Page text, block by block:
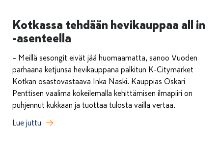
Kotkassa tehdään hevikauppaa all in
-asenteella
– Meillä sesongit eivät jää huomaamatta, sanoo Vuoden
parhaana ketjunsa hevikauppana palkitun K-Citymarket
Kotkan osastovastaava Inka Naski. Kauppias Oskari
Penttisen vaalima kokeilemalla kehittämisen ilmapiiri on
puhjennut kukkaan ja tuottaa tulosta vailla vertaa.
Lue juttu